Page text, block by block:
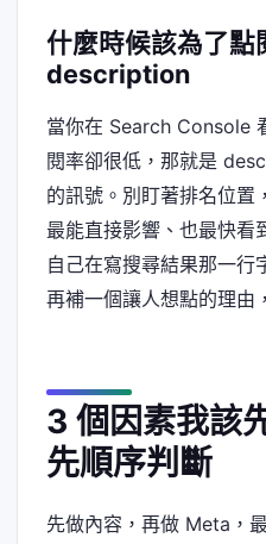
什麼時候該為了點
description
當你在 Search Console
閱率卻很低，那就是
的訊號。別盯著排名位置
最能直接影響、也最快看
自己在寫搜尋結果那一行
再補一個讓人想點的理由
3 個因素我該
先順序判斷
先做內容，再做 Meta，